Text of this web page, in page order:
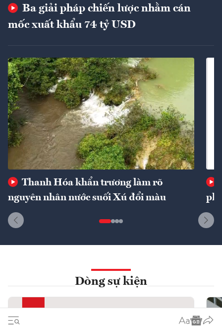
Ba giải pháp chiến lược nhằm cán
mốc xuất khẩu 74 tỷ USD
Thanh Hóa khẩn trương làm rõ
nguyên nhân nước suối Xú đổi màu
phí
Dòng sự kiện